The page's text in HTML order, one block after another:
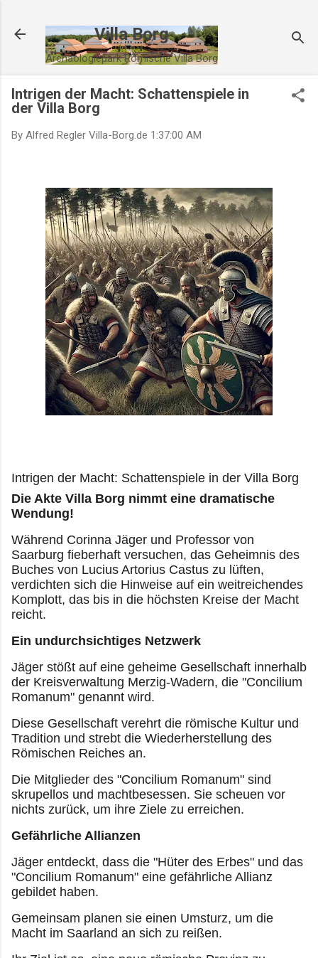
Villa Borg
Archäologiepark Römische Villa Borg
Intrigen der Macht: Schattenspiele in
der Villa Borg
By Alfred Regler Villa-Borg.de 1:37:00 AM
Intrigen der Macht: Schattenspiele in der Villa Borg
Die Akte Villa Borg nimmt eine dramatische
Wendung!
Während Corinna Jäger und Professor von
Saarburg fieberhaft versuchen, das Geheimnis des
Buches von Lucius Artorius Castus zu lüften,
verdichten sich die Hinweise auf ein weitreichendes
Komplott, das bis in die höchsten Kreise der Macht
reicht.
Ein undurchsichtiges Netzwerk
Jäger stößt auf eine geheime Gesellschaft innerhalb
der Kreisverwaltung Merzig-Wadern, die "Concilium
Romanum" genannt wird.
Diese Gesellschaft verehrt die römische Kultur und
Tradition und strebt die Wiederherstellung des
Römischen Reiches an.
Die Mitglieder des "Concilium Romanum" sind
skrupellos und machtbesessen. Sie scheuen vor
nichts zurück, um ihre Ziele zu erreichen.
Gefährliche Allianzen
Jäger entdeckt, dass die "Hüter des Erbes" und das
"Concilium Romanum" eine gefährliche Allianz
gebildet haben.
Gemeinsam planen sie einen Umsturz, um die
Macht im Saarland an sich zu reißen.